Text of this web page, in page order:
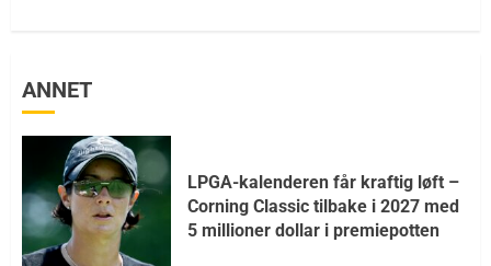
ANNET
LPGA-kalenderen får kraftig løft –
Corning Classic tilbake i 2027 med
5 millioner dollar i premiepotten